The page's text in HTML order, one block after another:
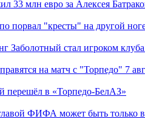
33 млн евро за Алексея
порвал "кресты" на другой
Заболотный стал игроком
на матч с "Торпедо" 7
перешёл в «Торпедо-БелАЗ»
ФИФА может быть только